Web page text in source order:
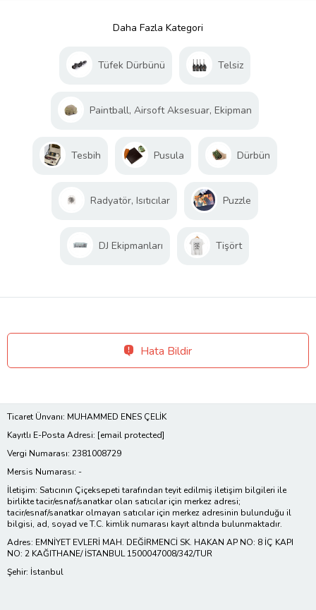
Daha Fazla Kategori
Tüfek Dürbünü Telsiz
Paintball, Airsoft Aksesuar, Ekipman
Tesbih Pusula Dürbün
Radyatör, Isıtıcılar Puzzle
DJ Ekipmanları Tişört
Hata Bildir
Ticaret Ünvanı: MUHAMMED ENES ÇELİK
Kayıtlı E-Posta Adresi: [email protected]
Vergi Numarası: 2381008729
Mersis Numarası: -
İletişim: Satıcının Çiçeksepeti tarafından teyit edilmiş iletişim bilgileri ile
birlikte tacir/esnaf/sanatkar olan satıcılar için merkez adresi;
tacir/esnaf/sanatkar olmayan satıcılar için merkez adresinin bulunduğu il
bilgisi, ad, soyad ve T.C. kimlik numarası kayıt altında bulunmaktadır.
Adres: EMNİYET EVLERİ MAH. DEĞİRMENCİ SK. HAKAN AP NO: 8 İÇ KAPI
NO: 2 KAĞITHANE/ İSTANBUL 1500047008/342/TUR
Şehir: İstanbul